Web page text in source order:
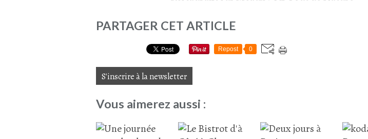
PARTAGER CET ARTICLE
Repost 0
S'inscrire à la newsletter
Vous aimerez aussi :